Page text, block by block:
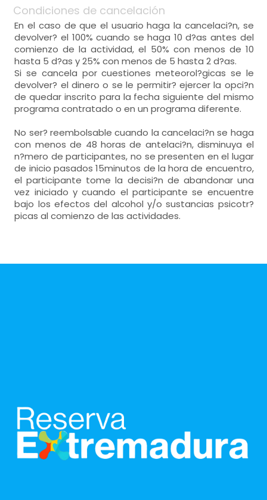
Condiciones de cancelación
En el caso de que el usuario haga la cancelaci?n, se
devolver? el 100% cuando se haga 10 d?as antes del
comienzo de la actividad, el 50% con menos de 10
hasta 5 d?as y 25% con menos de 5 hasta 2 d?as.
Si se cancela por cuestiones meteorol?gicas se le
devolver? el dinero o se le permitir? ejercer la opci?n
de quedar inscrito para la fecha siguiente del mismo
programa contratado o en un programa diferente.
No ser? reembolsable cuando la cancelaci?n se haga
con menos de 48 horas de antelaci?n, disminuya el
n?mero de participantes, no se presenten en el lugar
de inicio pasados 15minutos de la hora de encuentro,
el participante tome la decisi?n de abandonar una
vez iniciado y cuando el participante se encuentre
bajo los efectos del alcohol y/o sustancias psicotr?
picas al comienzo de las actividades.